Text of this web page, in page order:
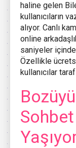
haline gelen
kullanıcıların
alıyor. Canlı
online
saniyeler
Özellikle
kullanıcılar